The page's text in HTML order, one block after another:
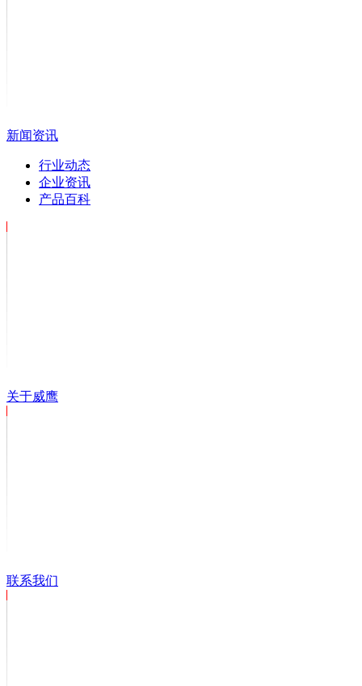
新闻资讯
行业动态
企业资讯
产品百科
关于威鹰
联系我们